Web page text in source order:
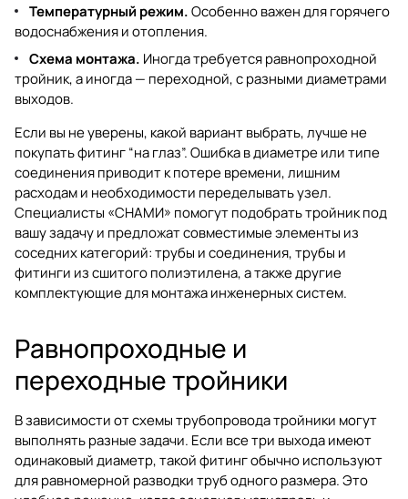
Температурный режим.Особенно важен для горячего
водоснабжения и отопления.
Схема монтажа. Иногда требуется равнопроходной
тройник, а иногда — переходной, с разными диаметрами
выходов.
Если вы не уверены, какой вариант выбрать, лучше не
покупать фитинг “на глаз”. Ошибка в диаметре или типе
соединения приводит к потере времени, лишним
расходам и необходимости переделывать узел.
Специалисты «СНАМИ» помогут подобрать тройник под
вашу задачу и предложат совместимые элементы из
соседних категорий:трубы и соединения,трубы и
фитинги из сшитого полиэтилена, а также другие
комплектующие для монтажа инженерных систем.
Равнопроходные и
переходные тройники
В зависимости от схемы трубопровода тройники могут
выполнять разные задачи. Если все три выхода имеют
одинаковый диаметр, такой фитинг обычно используют
для равномерной разводки труб одного размера. Это